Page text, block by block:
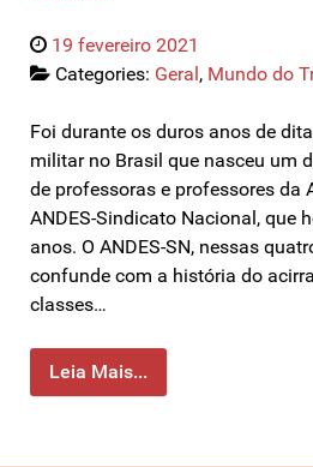
19 fevereiro 2021
Categories: Geral, Mundo do
Foi durante os duros anos de
militar no Brasil que nasceu um
de professoras e professores da
ANDES-Sindicato Nacional, que
anos. O ANDES-SN, nessas
confunde com a história do
classes…
Leia Mais...